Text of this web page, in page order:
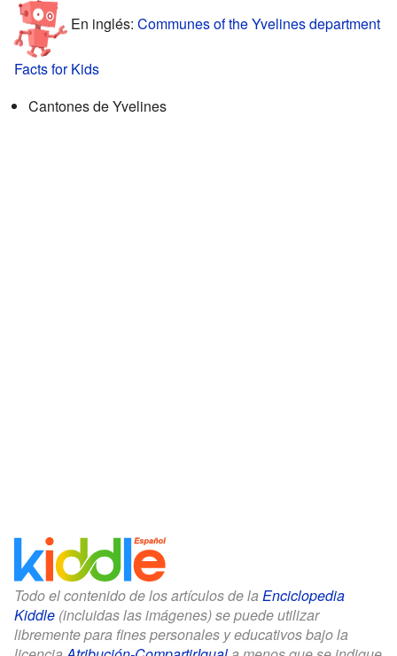
En inglés: Communes of the Yvelines department
Facts for Kids
Cantones de Yvelines
Todo el contenido de los artículos de la Enciclopedia
Kiddle (incluidas las imágenes) se puede utilizar
libremente para fines personales y educativos bajo la